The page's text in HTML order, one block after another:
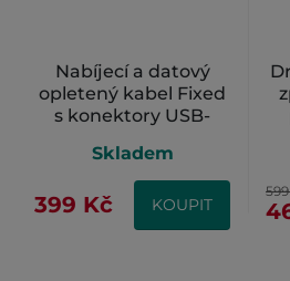
Nabíjecí a datový
opletený kabel Fixed
s konektory USB-
PD, 2 metry, černá
Skladem
399 Kč KOUPIT